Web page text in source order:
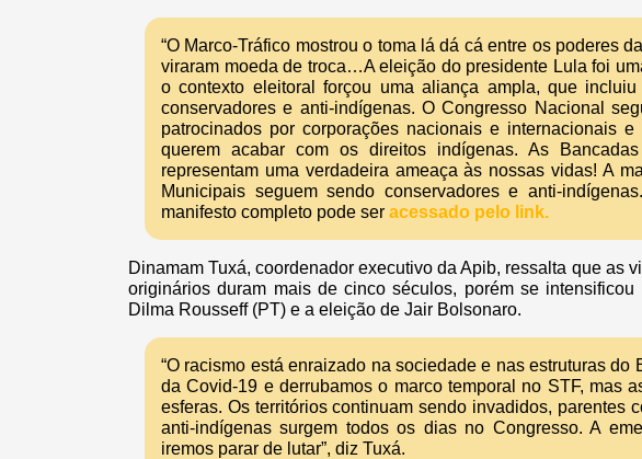
“O Marco-Tráfico mostrou o toma lá dá cá entre os poderes
viraram moeda de troca…A eleição do presidente Lula foi
o contexto eleitoral forçou uma aliança ampla, que
conservadores e anti-indígenas. O Congresso Nacional
patrocinados por corporações nacionais e internacionais
querem acabar com os direitos indígenas. As
representam uma verdadeira ameaça às nossas vidas! A
Municipais seguem sendo conservadores e anti-
manifesto completo pode ser acessado pelo link.
Dinamam Tuxá, coordenador executivo da Apib, ressalta que as
originários duram mais de cinco séculos, porém se
Dilma Rousseff (PT) e a eleição de Jair Bolsonaro.
“O racismo está enraizado na sociedade e nas estruturas do
da Covid-19 e derrubamos o marco temporal no STF, mas
esferas. Os territórios continuam sendo invadidos, parentes
anti-indígenas surgem todos os dias no Congresso. A
iremos parar de lutar”, diz Tuxá.